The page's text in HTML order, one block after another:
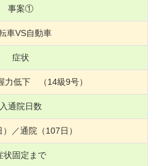
事案①
車VS自動車
症状
力低下 （14級9号）
入通院日数
）／通院（107日）
状固定まで